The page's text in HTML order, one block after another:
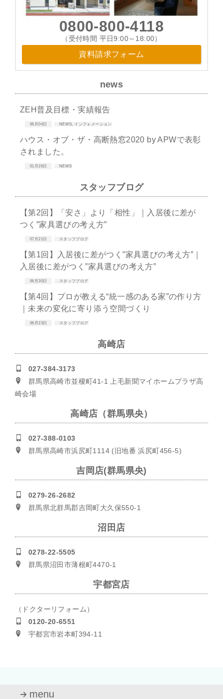
0800-800-4118
（受付時間 平日9:00～18:00）
資料請求フォーム
news
ZEH普及目標・実績報告
06月04日 NEWS, インフォメーション
ハウス・オブ・ザ・高断熱窓2020 by APWで表彰
されました。
01月26日 NEWS
スタッフブログ
【第2回】「安さ」より「相性」｜入居後に差が
つく”家具選びの考え方”
07月21日 スタッフブログ
【第1回】入居後に差がつく”家具選びの考え方”｜
入居後に差がつく”家具選びの考え方”
06月30日 スタッフブログ
【第4回】プロが教える“統一感のある家”の作り方
｜未来の変化に寄り添う空間づくり
06月23日 スタッフブログ
高崎店
027-384-3173
群馬県高崎市並榎町41-1 上毛新聞マイホームプラザ高
崎会場
高崎店（群馬県央）
027-388-0103
群馬県高崎市浜尻町1114 (旧地番 浜尻町456-5)
吉岡店(群馬県央)
0279-26-2682
群馬県北群馬郡吉岡町大久保550-1
沼田店
0278-22-5505
群馬県沼田市薄根町4470-1
宇都宮店
（ドクターリフォーム）
0120-20-6551
宇都宮市岩本町394-11
menu